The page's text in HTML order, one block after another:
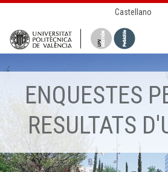
Castellano
ENQUESTES
RESULTATS